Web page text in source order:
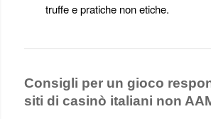
truffe e pratiche non etiche.
Consigli per un gioco
siti di casinò italiani non